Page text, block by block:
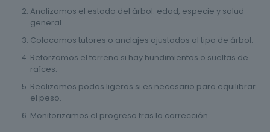
Analizamos el estado del árbol: edad, especie y salud
general.
Colocamos tutores o anclajes ajustados al tipo de árbol.
Reforzamos el terreno si hay hundimientos o sueltas de
raíces.
Realizamos podas ligeras si es necesario para equilibrar
el peso.
Monitorizamos el progreso tras la corrección.